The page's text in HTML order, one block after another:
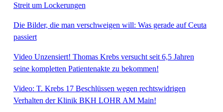
Streit um Lockerungen
Die Bilder, die man verschweigen will: Was gerade auf Ceuta
passiert
Video Unzensiert! Thomas Krebs versucht seit 6,5 Jahren
seine kompletten Patientenakte zu bekommen!
Video: T. Krebs 17 Beschlüssen wegen rechtswidrigen
Verhalten der Klinik BKH LOHR AM Main!